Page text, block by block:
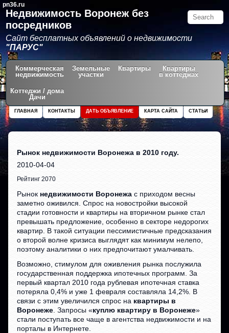
pn36.ru
Недвижимость Воронеж без
посредников
Сайт бесплатных объявлений о недвижимости
"ПАРУС"
Коммерческая
недвижимость
Земельные
участки
Квартиры
Квартиры
в коттеджах
Коттеджи / дома
Дачи
СТАТЬИ
КАРТА САЙТА
ДАТЬ ОБЪЯВЛЕНИЕ
КОНТАКТЫ
ГЛАВНАЯ
Рынок недвижимости Воронежа в 2010 году.
2010-04-04
Рейтинг 2070
Рынок недвижимости Воронежа с приходом весны
заметно оживился. Спрос на новостройки высокой
стадии готовности и квартиры на вторичном рынке стал
превышать предложение, особенно в секторе недорогих
квартир. В такой ситуации пессимистичные предсказания
о второй волне кризиса выглядят как минимум нелепо,
поэтому аналитики о них предпочитают умалчивать.
Возможно, стимулом для оживления рынка послужила
государственная поддержка ипотечных программ. За
первый квартал 2010 года рублевая ипотечная ставка
потеряла 0,4% и уже 1 февраля составляла 14,2%. В
связи с этим увеличился спрос на квартиры в
Воронеже . Запросы «куплю квартиру в Воронеже»
стали поступать все чаще в агентства недвижимости и на
порталы в Интернете.